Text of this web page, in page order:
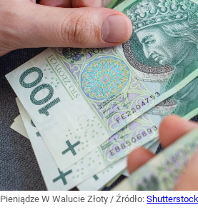
Pieniądze W Walucie Złoty / Źródło: Shutterstock